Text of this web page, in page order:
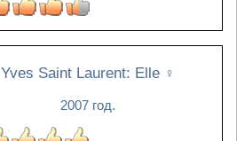
Yves Saint Laurent: Elle ♀
2007 год.